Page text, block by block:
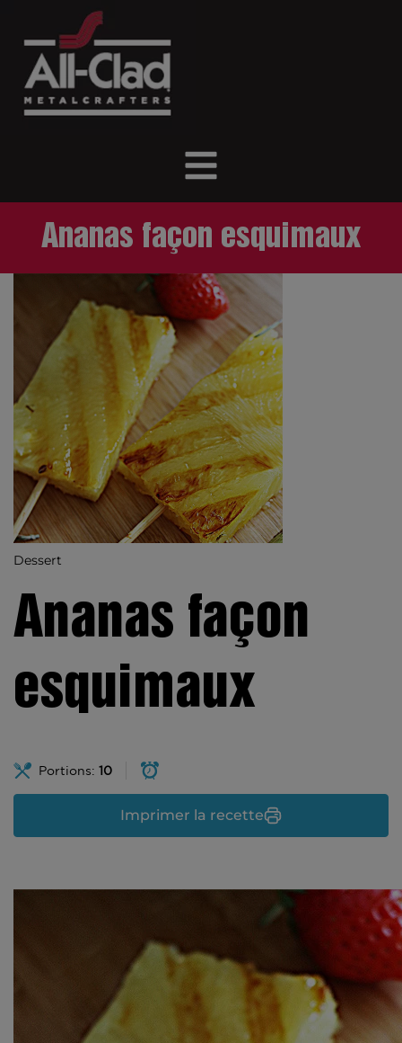
Ananas façon esquimaux
Dessert
Ananas façon
esquimaux
Portions: 10
Imprimer la recette